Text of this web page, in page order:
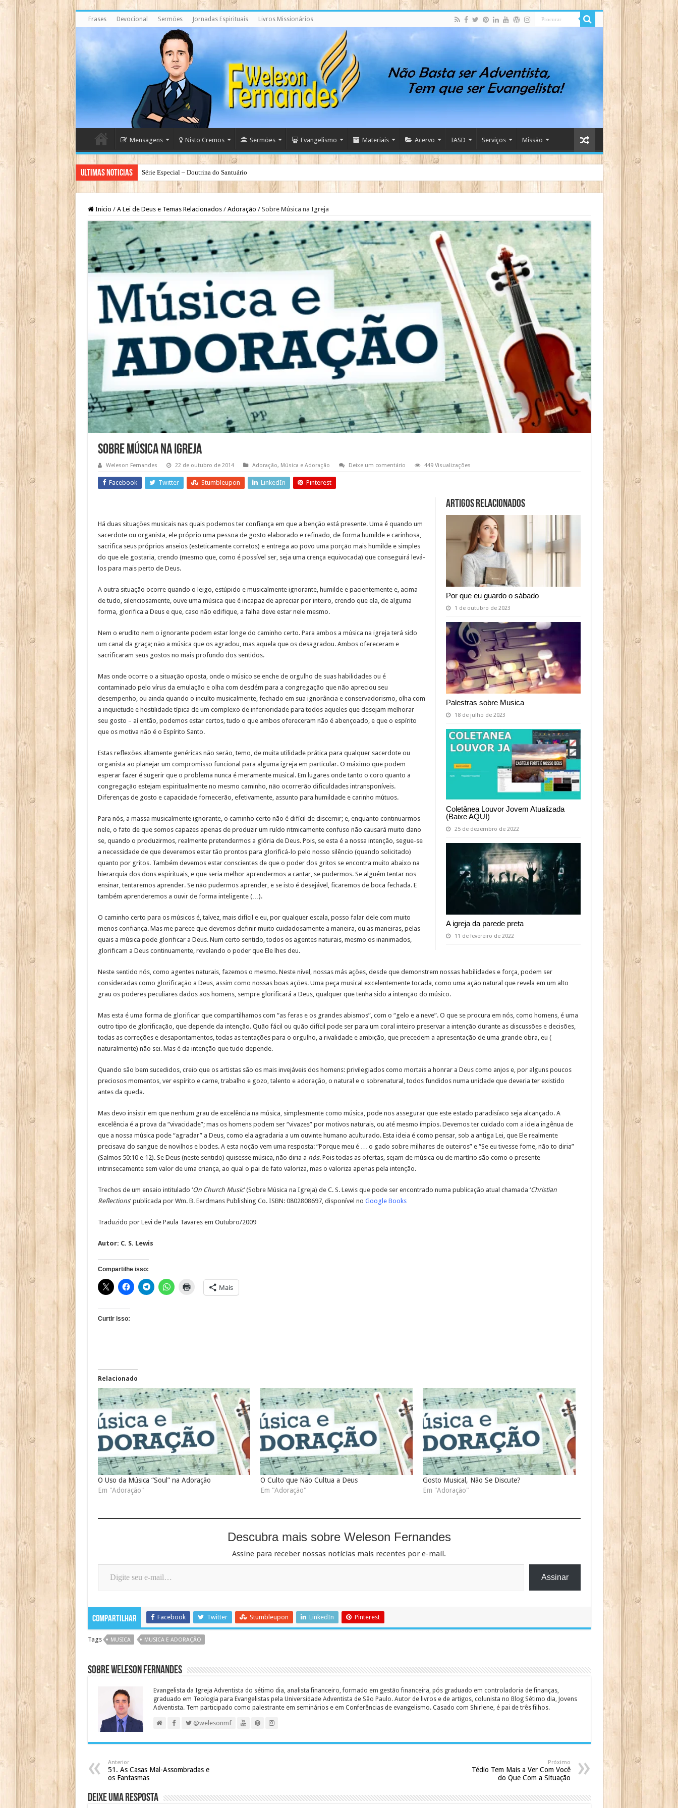
Frases Devocional Sermões Jornadas Espirituais Livros Missionários
Mensagens Nisto Cremos Sermões Evangelismo Materiais Acervo IASD Serviços Missão
Ultimas Noticias Série Especial – Doutrina do Santuário
Inicio / A Lei de Deus e Temas Relacionados / Adoração / Sobre Música na Igreja
Sobre Música na Igreja
Weleson Fernandes 22 de outubro de 2014 Adoração, Música e Adoração Deixe um comentário 449 Visualizações
Facebook Twitter Stumbleupon LinkedIn Pinterest
Artigos relacionados
Por que eu guardo o sábado
1 de outubro de 2023
Palestras sobre Musica
18 de julho de 2023
Coletânea Louvor Jovem Atualizada
(Baixe AQUI)
25 de dezembro de 2022
A igreja da parede preta
11 de fevereiro de 2022
Há duas situações musicais nas quais podemos ter confiança em que a benção está presente. Uma é quando um
sacerdote ou organista, ele próprio uma pessoa de gosto elaborado e refinado, de forma humilde e carinhosa,
sacrifica seus próprios anseios (esteticamente corretos) e entrega ao povo uma porção mais humilde e simples
do que ele gostaria, crendo (mesmo que, como é possível ser, seja uma crença equivocada) que conseguirá levá-
los para mais perto de Deus.
A outra situação ocorre quando o leigo, estúpido e musicalmente ignorante, humilde e pacientemente e, acima
de tudo, silenciosamente, ouve uma música que é incapaz de apreciar por inteiro, crendo que ela, de alguma
forma, glorifica a Deus e que, caso não edifique, a falha deve estar nele mesmo.
Nem o erudito nem o ignorante podem estar longe do caminho certo. Para ambos a música na igreja terá sido
um canal da graça; não a música que os agradou, mas aquela que os desagradou. Ambos ofereceram e
sacrificaram seus gostos no mais profundo dos sentidos.
Mas onde ocorre o a situação oposta, onde o músico se enche de orgulho de suas habilidades ou é
contaminado pelo vírus da emulação e olha com desdém para a congregação que não apreciou seu
desempenho, ou ainda quando o inculto musicalmente, fechado em sua ignorância e conservadorismo, olha com
a inquietude e hostilidade típica de um complexo de inferioridade para todos aqueles que desejam melhorar
seu gosto – aí então, podemos estar certos, tudo o que ambos ofereceram não é abençoado, e que o espírito
que os motiva não é o Espírito Santo.
Estas reflexões altamente genéricas não serão, temo, de muita utilidade prática para qualquer sacerdote ou
organista ao planejar um compromisso funcional para alguma igreja em particular. O máximo que podem
esperar fazer é sugerir que o problema nunca é meramente musical. Em lugares onde tanto o coro quanto a
congregação estejam espiritualmente no mesmo caminho, não ocorrerão dificuldades intransponíveis.
Diferenças de gosto e capacidade fornecerão, efetivamente, assunto para humildade e carinho mútuos.
Para nós, a massa musicalmente ignorante, o caminho certo não é difícil de discernir; e, enquanto continuarmos
nele, o fato de que somos capazes apenas de produzir um ruído ritmicamente confuso não causará muito dano
se, quando o produzirmos, realmente pretendermos a glória de Deus. Pois, se esta é a nossa intenção, segue-se
a necessidade de que deveremos estar tão prontos para glorificá-lo pelo nosso silêncio (quando solicitado)
quanto por gritos. Também devemos estar conscientes de que o poder dos gritos se encontra muito abaixo na
hierarquia dos dons espirituais, e que seria melhor aprendermos a cantar, se pudermos. Se alguém tentar nos
ensinar, tentaremos aprender. Se não pudermos aprender, e se isto é desejável, ficaremos de boca fechada. E
também aprenderemos a ouvir de forma inteligente (…).
O caminho certo para os músicos é, talvez, mais difícil e eu, por qualquer escala, posso falar dele com muito
menos confiança. Mas me parece que devemos definir muito cuidadosamente a maneira, ou as maneiras, pelas
quais a música pode glorificar a Deus. Num certo sentido, todos os agentes naturais, mesmo os inanimados,
glorificam a Deus continuamente, revelando o poder que Ele lhes deu.
Neste sentido nós, como agentes naturais, fazemos o mesmo. Neste nível, nossas más ações, desde que demonstrem nossas habilidades e força, podem ser
consideradas como glorificação a Deus, assim como nossas boas ações. Uma peça musical excelentemente tocada, como uma ação natural que revela em um alto
grau os poderes peculiares dados aos homens, sempre glorificará a Deus, qualquer que tenha sido a intenção do músico.
Mas esta é uma forma de glorificar que compartilhamos com “as feras e os grandes abismos”, com o “gelo e a neve”. O que se procura em nós, como homens, é uma
outro tipo de glorificação, que depende da intenção. Quão fácil ou quão difícil pode ser para um coral inteiro preservar a intenção durante as discussões e decisões,
todas as correções e desapontamentos, todas as tentações para o orgulho, a rivalidade e ambição, que precedem a apresentação de uma grande obra, eu (
naturalmente) não sei. Mas é da intenção que tudo depende.
Quando são bem sucedidos, creio que os artistas são os mais invejáveis dos homens: privilegiados como mortais a honrar a Deus como anjos e, por alguns poucos
preciosos momentos, ver espírito e carne, trabalho e gozo, talento e adoração, o natural e o sobrenatural, todos fundidos numa unidade que deveria ter existido
antes da queda.
Mas devo insistir em que nenhum grau de excelência na música, simplesmente como música, pode nos assegurar que este estado paradisíaco seja alcançado. A
excelência é a prova da “vivacidade”; mas os homens podem ser “vivazes” por motivos naturais, ou até mesmo ímpios. Devemos ter cuidado com a ideia ingênua de
que a nossa música pode “agradar” a Deus, como ela agradaria a um ouvinte humano aculturado. Esta ideia é como pensar, sob a antiga Lei, que Ele realmente
precisava do sangue de novilhos e bodes. A esta noção vem uma resposta: “Porque meu é … o gado sobre milhares de outeiros” e “Se eu tivesse fome, não to diria”
(Salmos 50:10 e 12). Se Deus (neste sentido) quisesse música, não diria a nós. Pois todas as ofertas, sejam de música ou de martírio são como o presente
intrinsecamente sem valor de uma criança, ao qual o pai de fato valoriza, mas o valoriza apenas pela intenção.
Trechos de um ensaio intitulado ‘On Church Music‘ (Sobre Música na Igreja) de C. S. Lewis que pode ser encontrado numa publicação atual chamada ‘Christian
Reflections‘ publicada por Wm. B. Eerdmans Publishing Co. ISBN: 0802808697, disponível no Google Books
Traduzido por Levi de Paula Tavares em Outubro/2009
Autor: C. S. Lewis
Compartilhe isso:
Mais
Curtir isso:
Relacionado
O Uso da Música “Soul” na Adoração
Em "Adoração"
O Culto que Não Cultua a Deus
Em "Adoração"
Gosto Musical, Não Se Discute?
Em "Adoração"
Descubra mais sobre Weleson Fernandes
Assine para receber nossas notícias mais recentes por e-mail.
Digite seu e-mail…
Assinar
Compartilhar Facebook Twitter Stumbleupon LinkedIn Pinterest
Tags MUSICA MUSICA E ADORAÇÃO
Sobre Weleson Fernandes
Evangelista da Igreja Adventista do sétimo dia, analista financeiro, formado em gestão financeira, pós graduado em controladoria de finanças,
graduado em Teologia para Evangelistas pela Universidade Adventista de São Paulo. Autor de livros e de artigos, colunista no Blog Sétimo dia, Jovens
Adventista. Tem participado como palestrante em seminários e em Conferências de evangelismo. Casado com Shirlene, é pai de três filhos.
@welesonmf
Anterior
51. As Casas Mal-Assombradas e
os Fantasmas
Próximo
Tédio Tem Mais a Ver Com Você
do Que Com a Situação
Deixe uma resposta